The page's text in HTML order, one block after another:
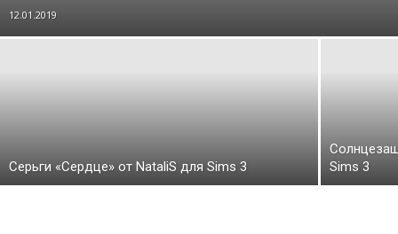
12.01.2019
Серьги «Сердце» от NataliS для Sims 3
Sims 3